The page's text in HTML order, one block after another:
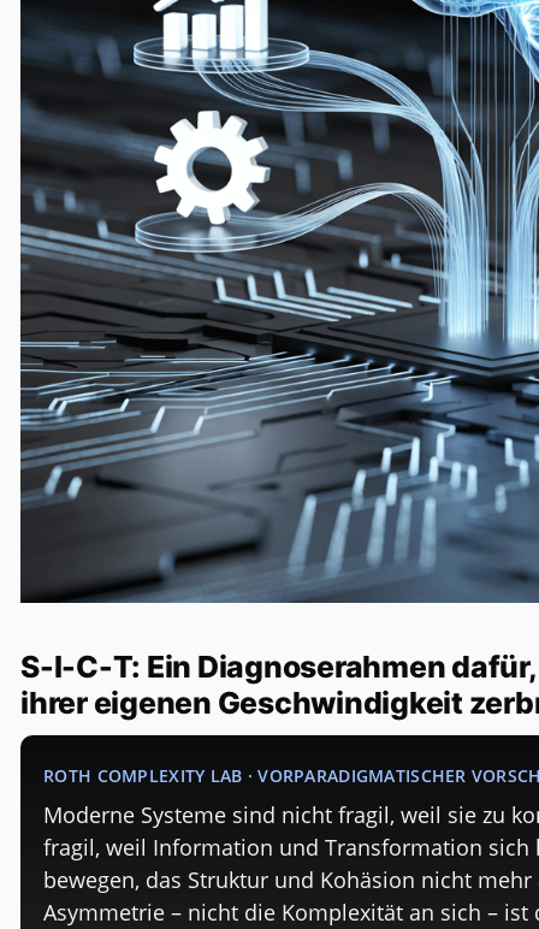
S-I-C-T: Ein Diagnoserahmen
ihrer eigenen Geschwindigkeit
ROTH COMPLEXITY LAB · VORPARADIGMATISCHER
Moderne Systeme sind nicht fragil, weil sie zu
fragil, weil Information und Transformation
bewegen, das Struktur und Kohäsion nicht
Asymmetrie – nicht die Komplexität an sich – ist